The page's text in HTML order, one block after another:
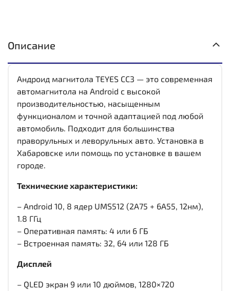
Описание
Андроид магнитола TEYES CC3 — это современная
автомагнитола на Android с высокой
производительностью, насыщенным
функционалом и точной адаптацией под любой
автомобиль. Подходит для большинства
праворульных и леворульных авто. Установка в
Хабаровске или помощь по установке в вашем
городе.
Технические характеристики:
– Android 10, 8 ядер UMS512 (2A75 + 6A55, 12нм),
1.8 ГГц
– Оперативная память: 4 или 6 ГБ
– Встроенная память: 32, 64 или 128 ГБ
Дисплей
– QLED экран 9 или 10 дюймов, 1280×720